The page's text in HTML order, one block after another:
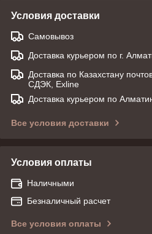
Условия доставки
Самовывоз
Доставка курьером по г.
Доставка по Казахстану
СДЭК, Exline
Доставка курьером по
Все условия доставки
Условия оплаты
Наличными
Безналичный расчет
Все условия оплаты